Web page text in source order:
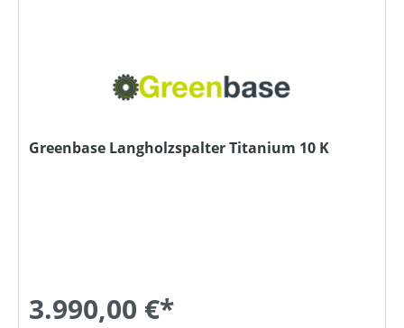
Greenbase Langholzspalter Titanium 10 K
3.990,00 €*